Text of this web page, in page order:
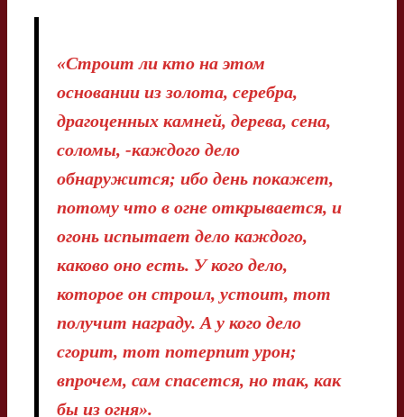
«Строит ли кто на этом
основании из золота, серебра,
драгоценных камней, дерева, сена,
соломы, -каждого дело
обнаружится; ибо день покажет,
потому что в огне открывается, и
огонь испытает дело каждого,
каково оно есть. У кого дело,
которое он строил, устоит, тот
получит награду. А у кого дело
сгорит, тот потерпит урон;
впрочем, сам спасется, но так, как
бы из огня».